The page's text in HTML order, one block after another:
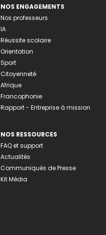
NOS ENGAGEMENTS
Nos professeurs
IA
Réussite scolaire
Orientation
Sport
Citoyenneté
Afrique
Francophonie
Rapport - Entreprise à mission
NOS RESSOURCES
FAQ et support
Actualités
Communiqués de Presse
Kit Média